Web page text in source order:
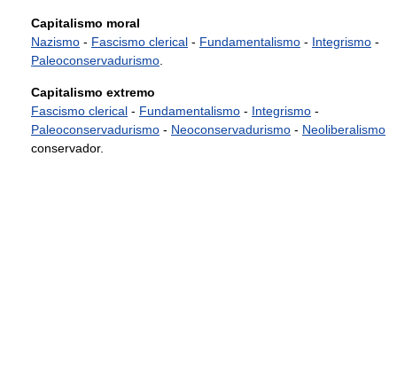
Capitalismo moral
Nazismo - Fascismo clerical - Fundamentalismo - Integrismo -
Paleoconservadurismo
Capitalismo extremo
Fascismo clerical - Fundamentalismo - Integrismo -
Paleoconservadurismo - Neoconservadurismo - Neoliberalismo
conservador.